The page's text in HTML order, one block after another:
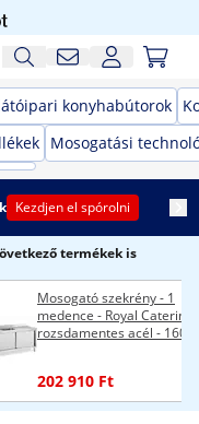
konyhabútorok
Mosogatási
Kezdjen el spórolni
termékek is
Mosogató szekrény - 1
medence - Royal Catering
rozsdamentes acél - 160
202 910 Ft